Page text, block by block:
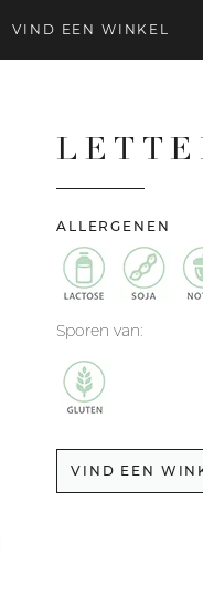
VIND EEN WINKEL
ALLERGENEN
Sporen van:
VIND EEN